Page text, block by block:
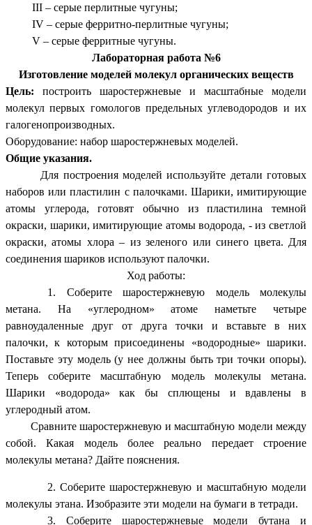
III – серые перлитные чугуны;
IV – серые ферритно-перлитные чугуны;
V – серые ферритные чугуны.
Лабораторная работа №6
Изготовление моделей молекул органических веществ
Цель: построить шаростержневые и масштабные модели
молекул первых гомологов предельных углеводородов и их
галогенопроизводных.
Оборудование: набор шаростержневых моделей.
Общие указания.
Для построения моделей используйте детали готовых
наборов или пластилин с палочками. Шарики, имитирующие
атомы углерода, готовят обычно из пластилина темной
окраски, шарики, имитирующие атомы водорода, - из светлой
окраски, атомы хлора – из зеленого или синего цвета. Для
соединения шариков используют палочки.
Ход работы:
Соберите шаростержневую модель молекулы
метана. На «углеродном» атоме наметьте четыре
равноудаленные друг от друга точки и вставьте в них
палочки, к которым присоединены «водородные» шарики.
Поставьте эту модель (у нее должны быть три точки опоры).
Теперь соберите масштабную модель молекулы метана.
Шарики «водорода» как бы сплющены и вдавлены в
углеродный атом.
Сравните шаростержневую и масштабную модели между
собой. Какая модель более реально передает строение
молекулы метана? Дайте пояснения.
Соберите шаростержневую и масштабную модели
молекулы этана. Изобразите эти модели на бумаги в тетради.
Соберите шаростержневые модели бутана и